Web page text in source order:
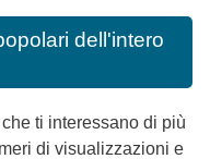
dell'intero
ti interessano di più
di visualizzazioni e